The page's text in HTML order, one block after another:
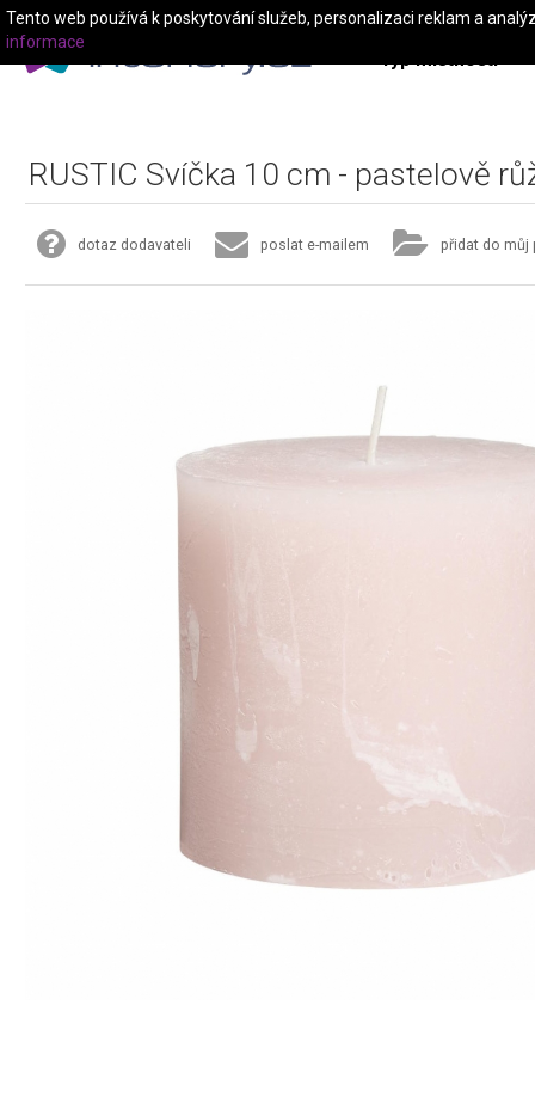
Typ místnosti
RUSTIC Svíčka 10 cm - pastelově
dotaz dodavateli poslat e-mailem přidat do můj
Tento web používá k poskytování služeb, personalizaci reklam a
informace